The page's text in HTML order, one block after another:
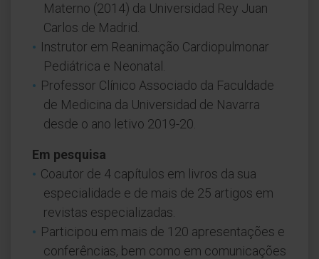
Materno (2014) da Universidad Rey Juan
Carlos de Madrid.
Instrutor em Reanimação Cardiopulmonar
Pediátrica e Neonatal.
Professor Clínico Associado da Faculdade
de Medicina da Universidad de Navarra
desde o ano letivo 2019-20.
Em pesquisa
Coautor de 4 capítulos em livros da sua
especialidade e de mais de 25 artigos em
revistas especializadas.
Participou em mais de 120 apresentações e
conferências, bem como em comunicações